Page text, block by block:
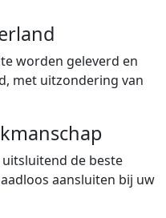
worden geleverd en
met uitzondering van
de beste
aansluiten bij uw